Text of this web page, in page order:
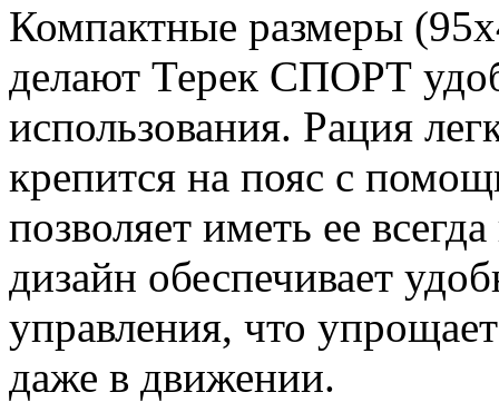
Компактные размеры
делают Терек СПОРТ
использования. Рация
крепится на пояс с
позволяет иметь ее
дизайн обеспечивает
управления, что
даже в движении.